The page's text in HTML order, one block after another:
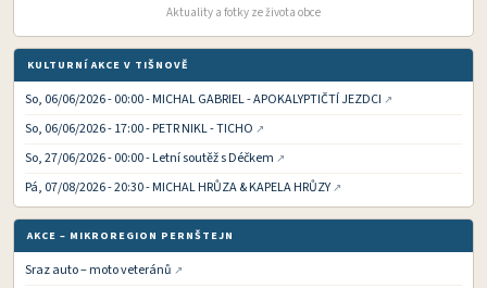
Aktuality a fotky ze života obce
KULTURNÍ AKCE V TIŠNOVĚ
So, 06/06/2026 - 00:00 - MICHAL GABRIEL - APOKALYPTIČTÍ JEZDCI
So, 06/06/2026 - 17:00 - PETR NIKL - TICHO
So, 27/06/2026 - 00:00 - Letní soutěž s Déčkem
Pá, 07/08/2026 - 20:30 - MICHAL HRŮZA & KAPELA HRŮZY
AKCE – MIKROREGION PERNŠTEJN
Sraz auto – moto veteránů